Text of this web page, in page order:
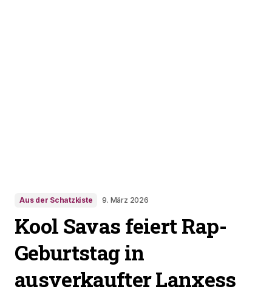
Aus der Schatzkiste 9. März 2026
Kool Savas feiert Rap-
Geburtstag in
ausverkaufter Lanxess